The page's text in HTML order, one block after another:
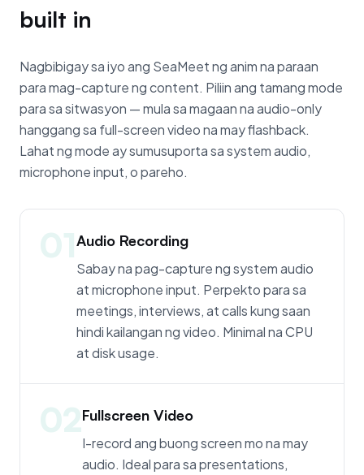
built in
Nagbibigay sa iyo ang SeaMeet ng anim na paraan
para mag-capture ng content. Piliin ang tamang mode
para sa sitwasyon — mula sa magaan na audio-only
hanggang sa full-screen video na may flashback.
Lahat ng mode ay sumusuporta sa system audio,
microphone input, o pareho.
01Audio Recording
Sabay na pag-capture ng system audio
at microphone input. Perpekto para sa
meetings, interviews, at calls kung saan
hindi kailangan ng video. Minimal na CPU
at disk usage.
02Fullscreen Video
I-record ang buong screen mo na may
audio. Ideal para sa presentations,